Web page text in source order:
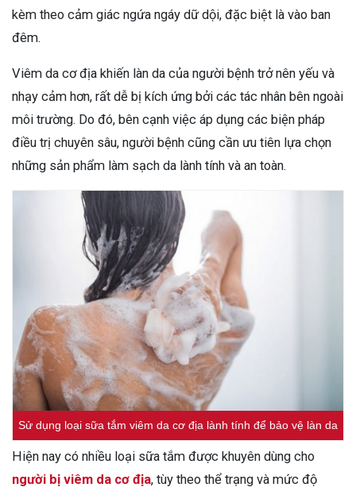
kèm theo cảm giác ngứa ngáy dữ dội, đặc biệt là vào ban
đêm.
Viêm da cơ địa khiến làn da của người bệnh trở nên yếu và
nhạy cảm hơn, rất dễ bị kích ứng bởi các tác nhân bên ngoài
môi trường. Do đó, bên cạnh việc áp dụng các biện pháp
điều trị chuyên sâu, người bệnh cũng cần ưu tiên lựa chọn
những sản phẩm làm sạch da lành tính và an toàn.
Sử dụng loại sữa tắm viêm da cơ địa lành tính để bảo vệ làn da
Hiện nay có nhiều loại sữa tắm được khuyên dùng cho
người bị viêm da cơ địa, tùy theo thể trạng và mức độ